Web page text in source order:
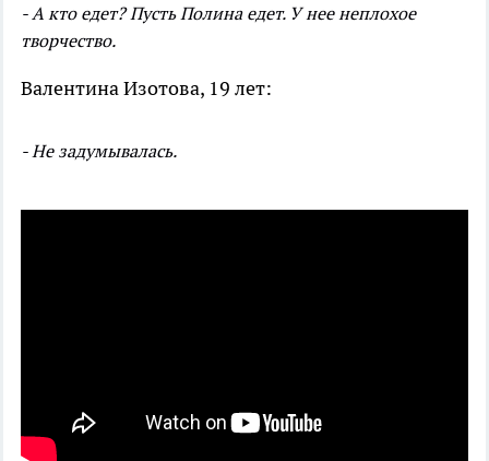
- А кто едет? Пусть Полина едет. У нее неплохое
творчество.
Валентина Изотова, 19 лет:
- Не задумывалась.